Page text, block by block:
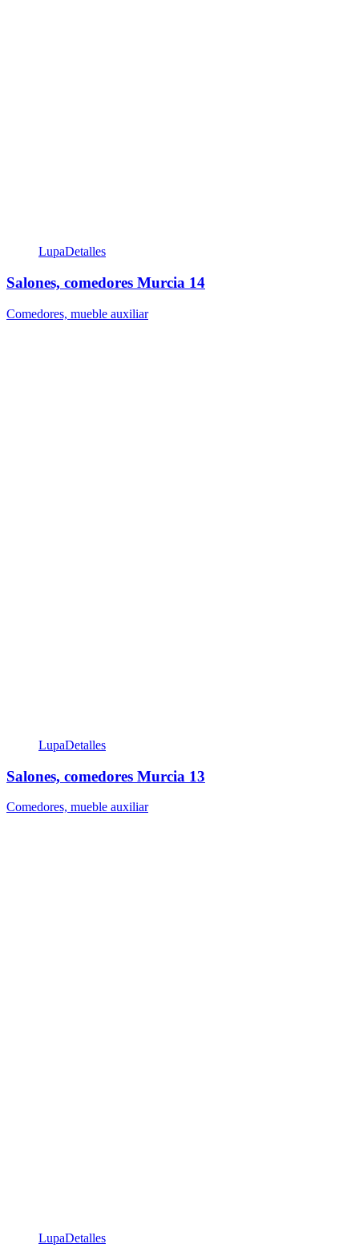
LupaDetalles
Salones, comedores Murcia 14
Comedores, mueble auxiliar
LupaDetalles
Salones, comedores Murcia 13
Comedores, mueble auxiliar
LupaDetalles